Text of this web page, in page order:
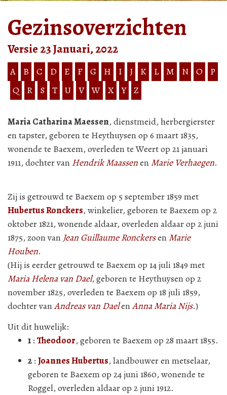
Gezinsoverzichten
Versie 23 Januari, 2022
A B C D E F G H I J K L M N O
P
Q
R S T U V W X Y Z
Maria Catharina Maessen, dienstmeid, herbergierster
en tapster, geboren te Heythuysen op 6 maart 1835,
wonende te Baexem, overleden te Weert op 21 januari
1911, dochter van Hendrik Maassenen Marie Verhaegen.
Zij is getrouwd te Baexem op 5 september 1859 met
Hubertus Ronckers, winkelier, geboren te Baexem op 2
oktober 1821, wonende aldaar, overleden aldaar op 2 juni
1875, zoon van Jean Guillaume Ronckersen Marie
Houben.
(Hij is eerder getrouwd te Baexem op 14 juli 1849 met
Maria Helena van Dael, geboren te Heythuysen op 2
november 1825, overleden te Baexem op 18 juli 1859,
dochter vanAndreas van DaelenAnna Maria Nijs.)
Uit dit huwelijk:
1 : Theodoor, geboren te Baexem op 28 maart 1855.
2 : Joannes Hubertus, landbouwer en metselaar,
geboren te Baexem op 24 juni 1860, wonende te
Roggel, overleden aldaar op 2 juni 1912.